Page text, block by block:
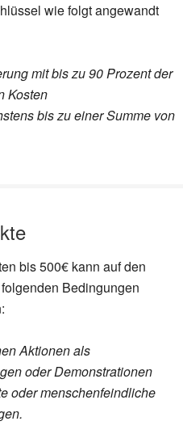
wie folgt angewandt
mit bis zu 90 Prozent der
Kosten
bis zu einer Summe von
bis 500€ kann auf den
Bedingungen
Aktionen als
oder Demonstrationen
oder menschenfeindliche